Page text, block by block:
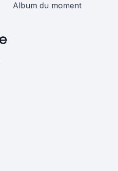
Album du moment